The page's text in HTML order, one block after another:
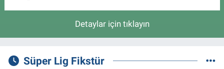
Detaylar için tıklayın
Süper Lig Fikstür